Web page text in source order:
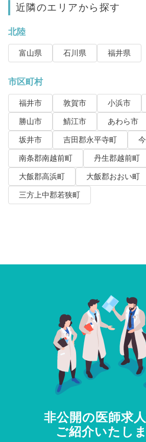
近隣のエリアから探す
北陸
富山県 石川県 福井県
市区町村
福井市 敦賀市 小浜市
勝山市
鯖江市 あわら市
坂井市
吉田郡永平寺町
南条郡南越前町
丹生郡越前町
大飯郡高浜町
大飯郡おおい町
三方上中郡若狭町
非公開の医師求
ご紹介いたし